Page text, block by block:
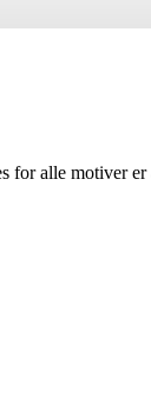
alle motiver